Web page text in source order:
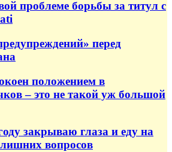
проблеме борьбы за титул с
перед
положением в
– это не такой уж большой
закрываю глаза и еду на
лишних вопросов